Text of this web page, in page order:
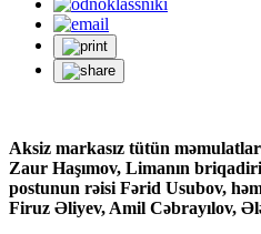
Aksiz markasız tütün
Zaur Haşımov, Limanın
postunun rəisi Fərid Usubov,
Firuz Əliyev, Amil Cəbrayılov,